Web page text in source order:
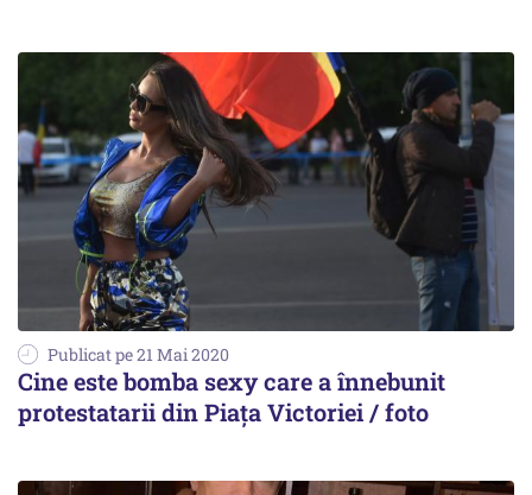
Publicat pe 21 Mai 2020
Cine este bomba sexy care a înnebunit
protestatarii din Piața Victoriei / foto